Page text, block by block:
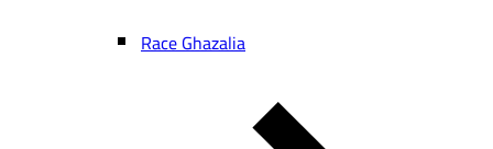
Race Ghazalia